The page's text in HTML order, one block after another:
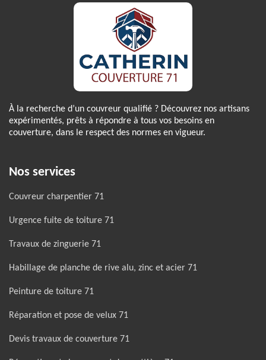
À la recherche d’un couvreur qualifié ? Découvrez nos artisans
expérimentés, prêts à répondre à tous vos besoins en
couverture, dans le respect des normes en vigueur.
Nos services
Couvreur charpentier 71
Urgence fuite de toiture 71
Travaux de zinguerie 71
Habillage de planche de rive alu, zinc et acier 71
Peinture de toiture 71
Réparation et pose de velux 71
Devis travaux de couverture 71